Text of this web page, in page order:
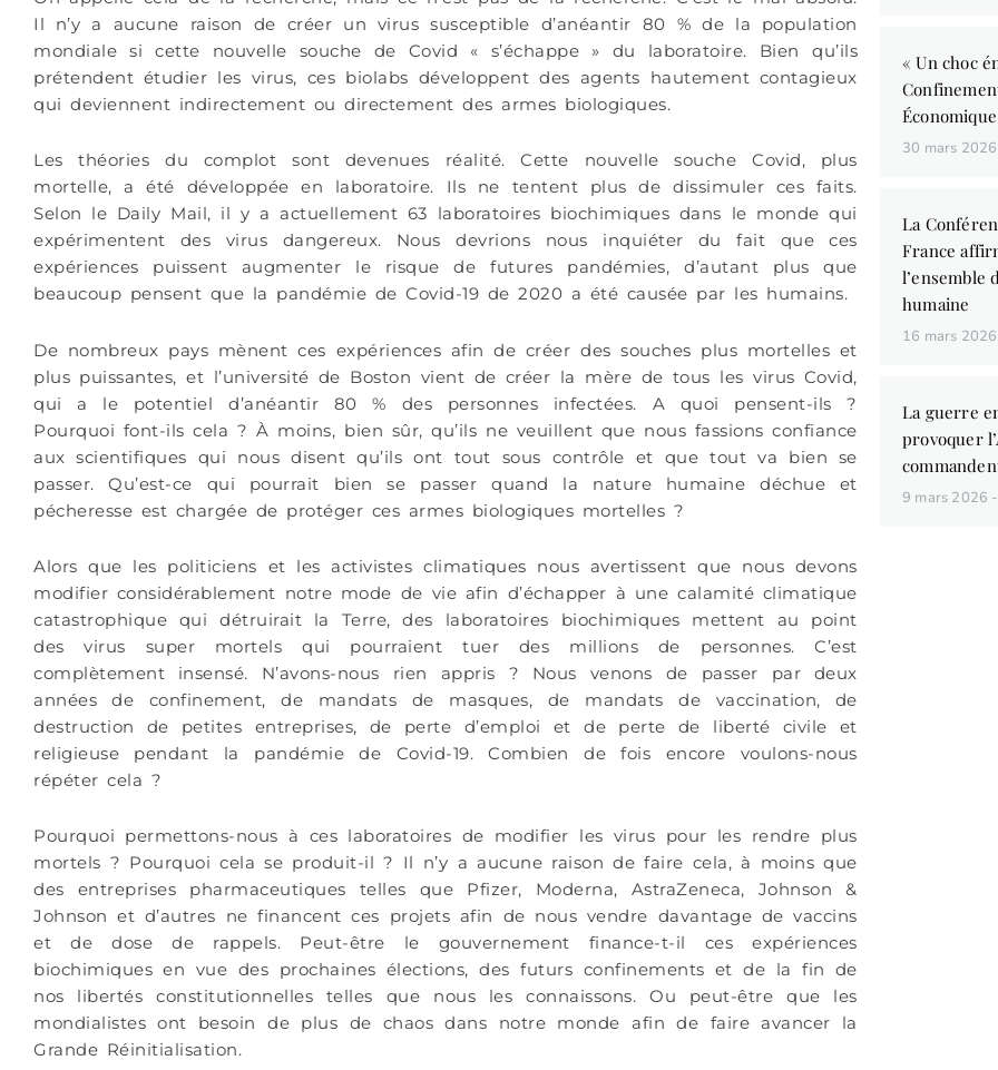
Il n’y a aucune raison de créer un virus susceptible d’anéantir 80 % de la population
mondiale si cette nouvelle souche de Covid « s’échappe » du laboratoire. Bien qu’ils
prétendent étudier les virus, ces biolabs développent des agents hautement contagieux
qui deviennent indirectement ou directement des armes biologiques.
Les théories du complot sont devenues réalité. Cette nouvelle souche Covid, plus
mortelle, a été développée en laboratoire. Ils ne tentent plus de dissimuler ces faits.
Selon le Daily Mail, il y a actuellement 63 laboratoires biochimiques dans le monde qui
expérimentent des virus dangereux. Nous devrions nous inquiéter du fait que ces
expériences puissent augmenter le risque de futures pandémies, d’autant plus que
beaucoup pensent que la pandémie de Covid-19 de 2020 a été causée par les humains.
De nombreux pays mènent ces expériences afin de créer des souches plus mortelles et
plus puissantes, et l’université de Boston vient de créer la mère de tous les virus Covid,
qui a le potentiel d’anéantir 80 % des personnes infectées. A quoi pensent-ils ?
Pourquoi font-ils cela ? À moins, bien sûr, qu’ils ne veuillent que nous fassions confiance
aux scientifiques qui nous disent qu’ils ont tout sous contrôle et que tout va bien se
passer. Qu’est-ce qui pourrait bien se passer quand la nature humaine déchue et
pécheresse est chargée de protéger ces armes biologiques mortelles ?
Alors que les politiciens et les activistes climatiques nous avertissent que nous devons
modifier considérablement notre mode de vie afin d’échapper à une calamité climatique
catastrophique qui détruirait la Terre, des laboratoires biochimiques mettent au point
des virus super mortels qui pourraient tuer des millions de personnes. C’est
complètement insensé. N’avons-nous rien appris ? Nous venons de passer par deux
années de confinement, de mandats de masques, de mandats de vaccination, de
destruction de petites entreprises, de perte d’emploi et de perte de liberté civile et
religieuse pendant la pandémie de Covid-19. Combien de fois encore voulons-nous
répéter cela ?
Pourquoi permettons-nous à ces laboratoires de modifier les virus pour les rendre plus
mortels ? Pourquoi cela se produit-il ? Il n’y a aucune raison de faire cela, à moins que
des entreprises pharmaceutiques telles que Pfizer, Moderna, AstraZeneca, Johnson &
Johnson et d’autres ne financent ces projets afin de nous vendre davantage de vaccins
et de dose de rappels. Peut-être le gouvernement finance-t-il ces expériences
biochimiques en vue des prochaines élections, des futurs confinements et de la fin de
nos libertés constitutionnelles telles que nous les connaissons. Ou peut-être que les
mondialistes ont besoin de plus de chaos dans notre monde afin de faire avancer la
Grande Réinitialisation.
« Un choc
Économique
30 mars 2026
La
France
l’ensemble
humaine
16 mars 2026
La guerre
provoquer
9 mars 2026